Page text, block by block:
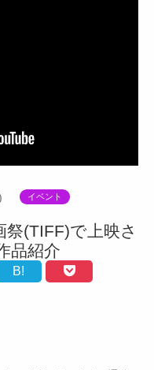
イベント
(TIFF)で上映さ
品紹介
B!